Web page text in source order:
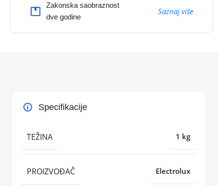
Zakonska saobraznost
dve godine
Saznaj više
Specifikacije
TEŽINA 1 kg
PROIZVOĐAČ Electrolux